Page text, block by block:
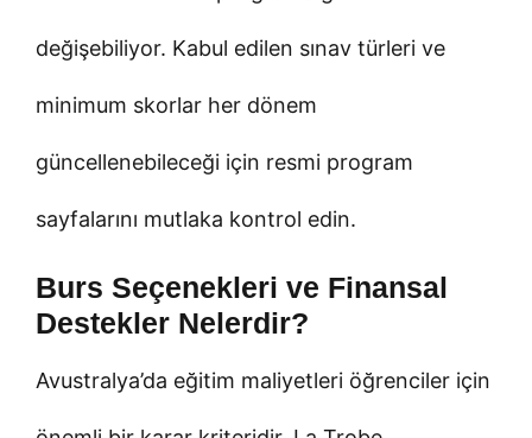
değişebiliyor. Kabul edilen sınav türleri ve
minimum skorlar her dönem
güncellenebileceği için resmi program
sayfalarını mutlaka kontrol edin.
Burs Seçenekleri ve Finansal
Destekler Nelerdir?
Avustralya’da eğitim maliyetleri öğrenciler için